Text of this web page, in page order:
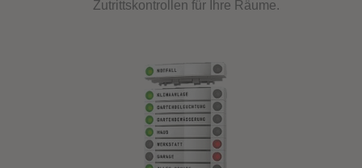
Zutrittskontrollen für Ihre Räume.